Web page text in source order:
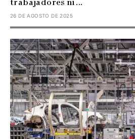
trabajadores ni ...
26 DE AGOSTO DE 2025